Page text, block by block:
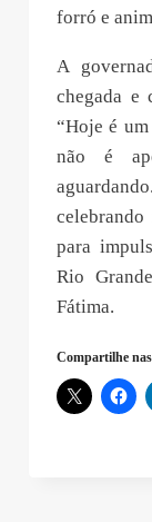
forró e
A
chegada e
“Hoje é
não é
para
Rio
Fátima.
Compartilhe